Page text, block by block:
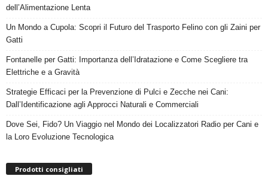
dell’Alimentazione Lenta
Un Mondo a Cupola: Scopri il Futuro del Trasporto Felino con gli Zaini per
Gatti
Fontanelle per Gatti: Importanza dell’Idratazione e Come Scegliere tra
Elettriche e a Gravità
Strategie Efficaci per la Prevenzione di Pulci e Zecche nei Cani:
Dall’Identificazione agli Approcci Naturali e Commerciali
Dove Sei, Fido? Un Viaggio nel Mondo dei Localizzatori Radio per Cani e
la Loro Evoluzione Tecnologica
Prodotti consigliati